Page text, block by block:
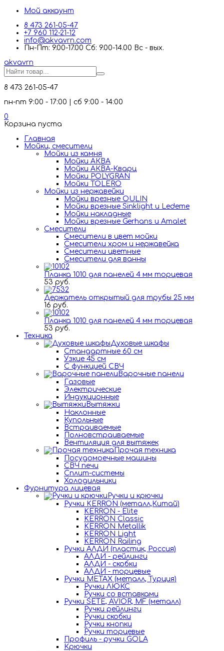
Мой аккаунт
8 473 261-05-47
+7 960 112-21-12
info@akvavrn.com
Пн-Пт: 9.00-17.00 Сб: 9.00-14.00 Вс - вых.
akvavrn
8 473 261-05-47
пн-пт 9:00 - 17:00 | сб 9:00 - 14:00
0
Корзина пуста
Главная
Мойки, смесители
Mойки из камня
Мойки АКВА
Мойки АКВА-Кварц
Мойки POLYGRAN
Мойки TOLERO
Мойки из нержавейки
Мойки врезные OULIN
Мойки врезные Sinklight и Ledeme
Мойки накладные
Мойки врезные Gerhans и Amalet
Смесители
Смесители в цвет мойки
Смесители хром и нержавейка
Смесители цветные
Смесители для ванны
Планка 1010 для панелей 4 мм торцевая
53 руб.
Держатель открытый для трубы 25 мм
16 руб.
Планка 1010 для панелей 4 мм торцевая
53 руб.
Техника
Духовые шкафы
Стандартные 60 см
Узкие 45 см
С функцией СВЧ
Варочные панели
Газовые
Электрические
Индукционные
Вытяжки
Наклонные
Купольные
Встраиваемые
Полновстраиваемые
Вентиляция для вытяжек
Прочая техника
Посудомоечные машины
СВЧ печи
Сплит-системы
Холодильники
Фурнитура лицевая
Ручки и крючки
Ручки KERRON (металл,Китай)
KERRON - Elite
KERRON Classic
KERRON Metallik
KERRON Light
KERRON Railing
Ручки АЛДИ (пластик, Россия)
АЛДИ - рейлинги
АЛДИ - скобки
АЛДИ - торцевые
Ручки METAX (металл, Турция)
Ручки ЛЮКС
Ручки со вставками
Ручки SETE, AVIOR, MF (металл)
Ручки рейлинги
Ручки скобки
Ручки кнопки
Ручки торцевые
Профиль - ручки GOLA
Крючки